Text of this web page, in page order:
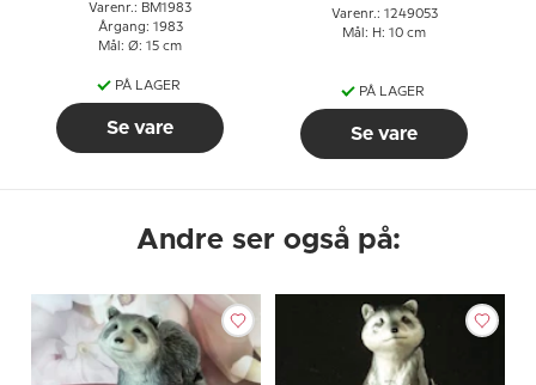
Varenr.: BM1983
Årgang: 1983
Mål: Ø: 15 cm
PÅ LAGER
Se vare
Varenr.: 1249053
Mål: H: 10 cm
PÅ LAGER
Se vare
Andre ser også på: